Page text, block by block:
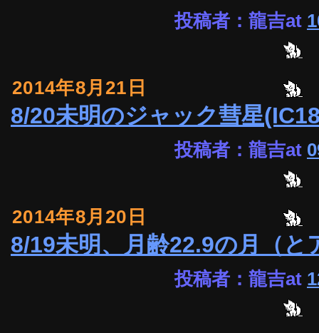
投稿者：龍吉at
2014年8月21日
8/20未明のジャック彗星
投稿者：龍吉at
2014年8月20日
8/19未明、月齢22.9の月（と
投稿者：龍吉at